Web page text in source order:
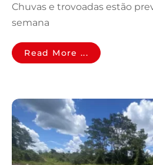
Chuvas e trovoadas estão
semana
Read More ...